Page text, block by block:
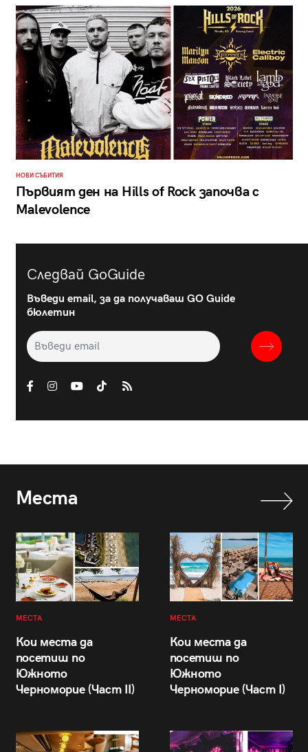
НОВИ СЪБИТИЯ
Първият ден на Hills of Rock започва с
Malevolence
Следвай GoGuide
Въведи email, за да получаваш GO Guide
бюлетин
Места
МЕСТА
Кои места да
посетиш по
Южното
Черноморие (Част II)
МЕСТА
Кои места да
посетиш по
Южното
Черноморие (Част I)